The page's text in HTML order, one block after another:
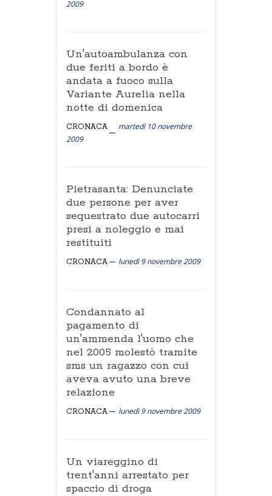
2009
Un'autoambulanza con
due feriti a bordo è
andata a fuoco sulla
Variante Aurelia nella
notte di domenica
CRONACA
martedì 10 novembre
2009
Pietrasanta: Denunciate
due persone per aver
sequestrato due autocarri
presi a noleggio e mai
restituiti
CRONACA lunedì 9 novembre 2009
Condannato al
pagamento di
un'ammenda l'uomo che
nel 2005 molestò tramite
sms un ragazzo con cui
aveva avuto una breve
relazione
CRONACA lunedì 9 novembre 2009
Un viareggino di
trent'anni arrestato per
spaccio di droga